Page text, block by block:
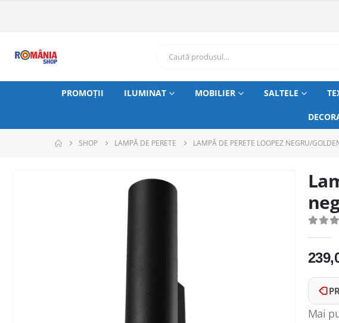
PROMOȚII ILUMINAT MOBILIER SALTELE
SHOP LAMPĂ DE PERETE LAMPĂ DE PERETE LOOPEZ NEGRU/
Mai